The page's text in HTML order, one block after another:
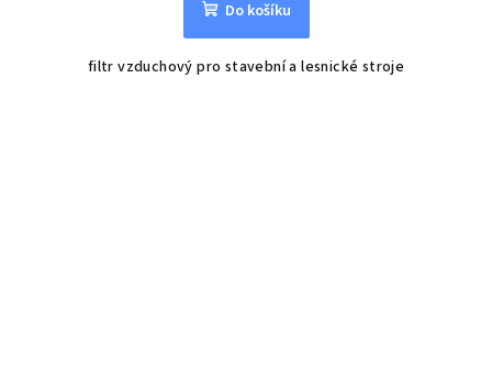
Do košíku
filtr vzduchový pro stavební a lesnické stroje